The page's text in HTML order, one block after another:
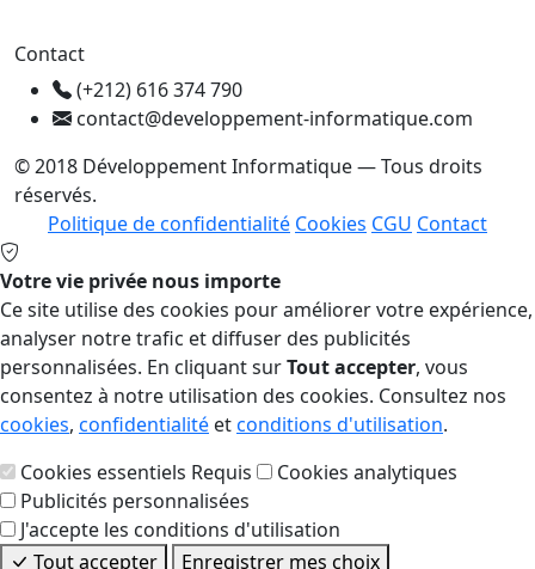
Contact
(+212) 616 374 790
contact@developpement-informatique.com
© 2018 Développement Informatique — Tous droits
réservés.
Politique de confidentialité Cookies CGU Contact
Votre vie privée nous importe
Ce site utilise des cookies pour améliorer votre expérience,
analyser notre trafic et diffuser des publicités
personnalisées. En cliquant surTout accepter, vous
consentez à notre utilisation des cookies. Consultez nos
cookies, confidentialité etconditions d'utilisation.
Cookies essentiels Requis
Cookies analytiques
Publicités personnalisées
J'accepte les conditions d'utilisation
Tout accepter
Enregistrer mes choix